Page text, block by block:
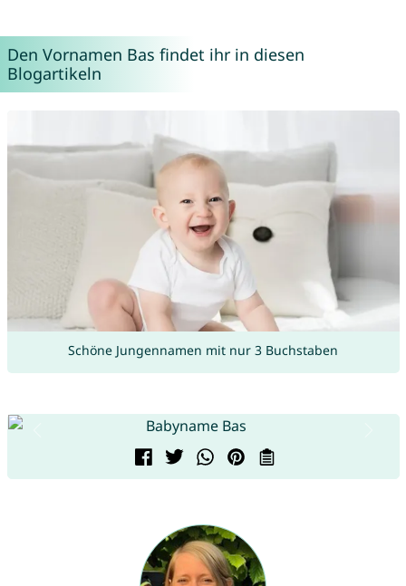
Den Vornamen Bas findet ihr in diesen
Blogartikeln
Schöne Jungennamen mit nur 3 Buchstaben